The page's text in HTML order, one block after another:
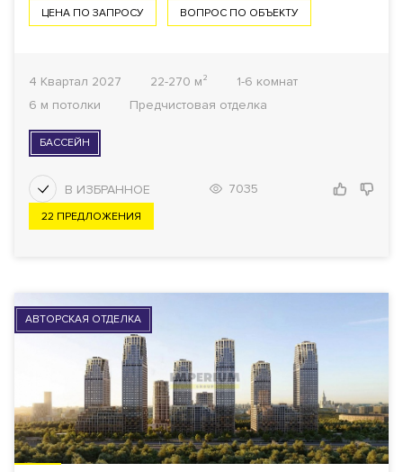
ЦЕНА ПО ЗАПРОСУ ВОПРОС ПО ОБЪЕКТУ
4 Квартал 2027 22-270 м²
1-6 комнат
6 м потолки
Предчистовая отделка
БАССЕЙН
7035
22 ПРЕДЛОЖЕНИЯ
АВТОРСКАЯ ОТДЕЛКА